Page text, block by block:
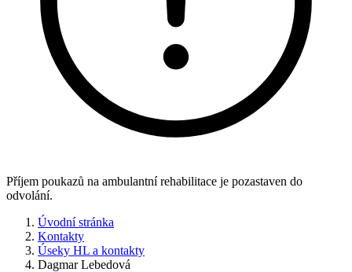
Příjem poukazů na ambulantní rehabilitace je pozastaven do
odvolání.
Úvodní stránka
Kontakty
Úseky HL a kontakty
Dagmar Lebedová